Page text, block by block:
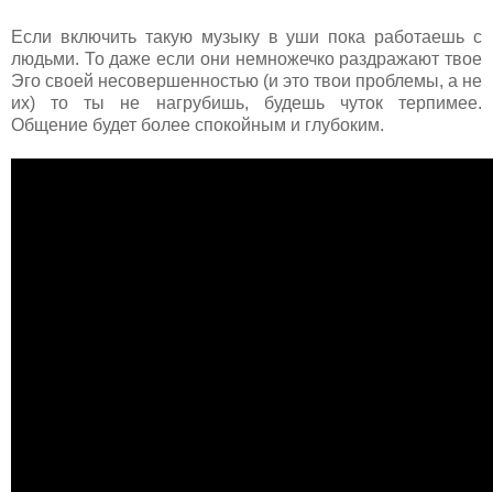
Если включить такую музыку в уши пока работаешь с
людьми. То даже если они немножечко раздражают твое
Эго своей несовершенностью (и это твои проблемы, а не
их) то ты не нагрубишь, будешь чуток терпимее.
Общение будет более спокойным и глубоким.